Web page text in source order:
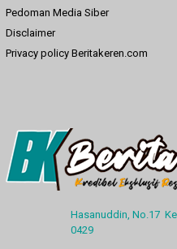
Pedoman Media Siber
Disclaimer
Privacy policy Beritakeren.com
Hasanuddin, No.17
0429